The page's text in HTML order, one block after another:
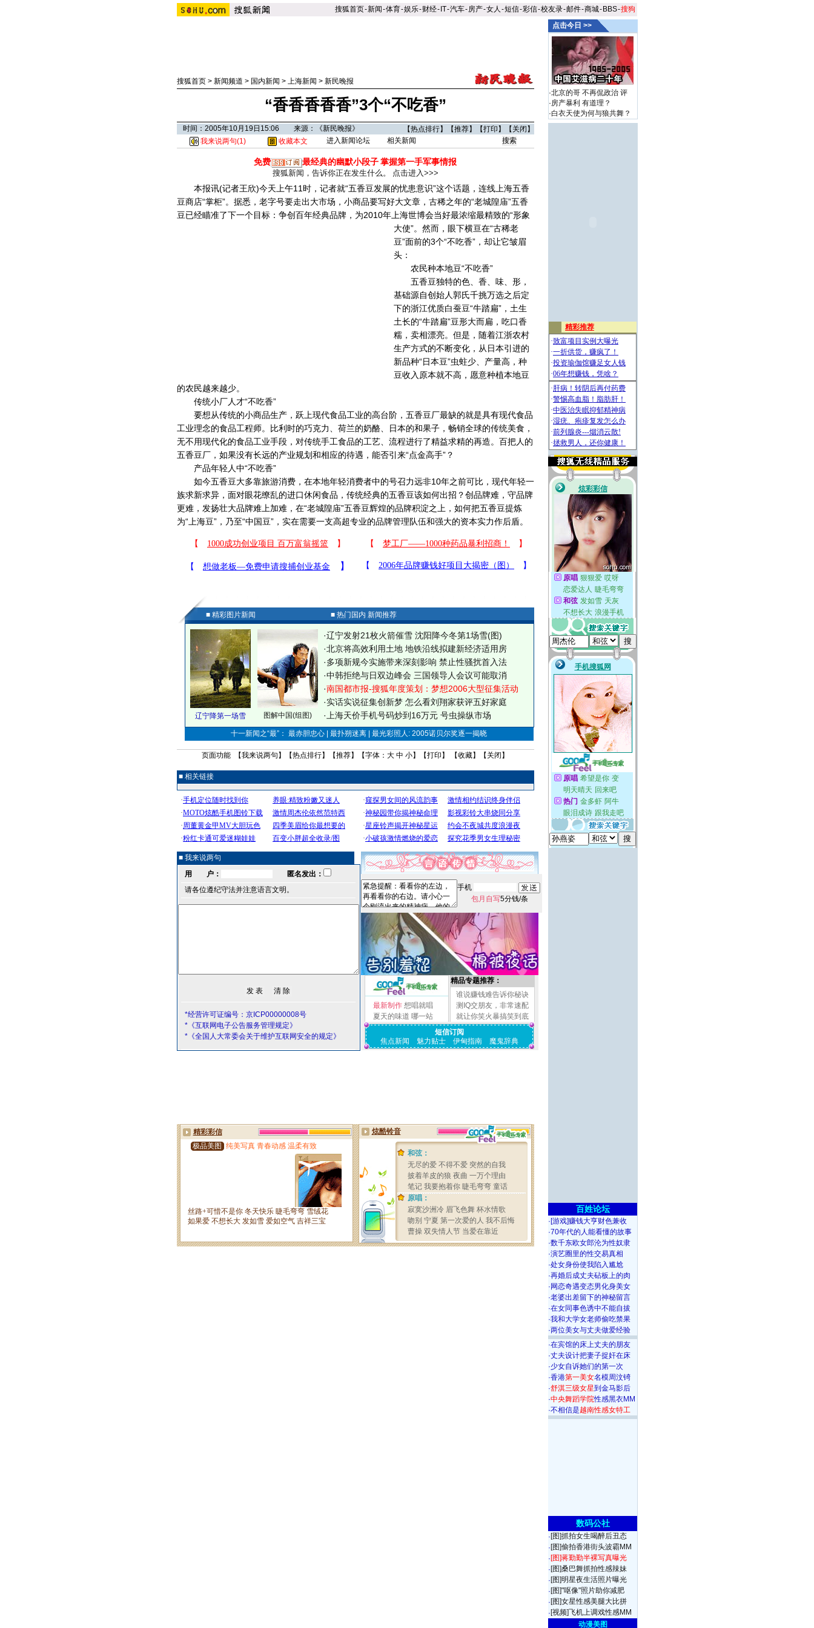
搜狐首页-新闻-体育-娱乐-财经- IT-汽车-房产-女人 -短信-彩信-校友录-邮件-商城- BBS-搜狗
搜狐首页> 新闻频道 > 国内新闻 > 上海新闻 > 新民晚报
“香香香香香”3个“不吃香”
时间：2005年10月19日15:06 来源：《新民晚报》 【热点排行】【推荐】【打印 】【 关闭 】
我来说两句(1) 收藏本文 进入新闻论坛 相关新闻
免费 最经典的幽默小段子掌握第一手军事情报
搜狐新闻，告诉你正在发生什么。 点击进入>>>
本报讯(记者王欣)今天上午11时，记者就“五香豆发展的忧患意识”这个话题，连线上海五香
豆商店“掌柜”。据悉，老字号要走出大市场，小商品要写好大文章，古稀之年的“老城隍庙”五香
豆已经瞄准了下一个目标：争创百年经典品牌，为2010年上海世博会当好最浓缩最精致的“形象
大使”。 然而，眼下横亘在“古稀老
豆”面前的3个“不吃香”，却让它皱眉
头：
农民种本地豆“不吃香”
五香豆独特的色、香、味、形，
基础源自创始人郭氏千挑万选之后定
下的浙江优质白蚕豆“牛踏扁”，土生
土长的“牛踏扁”豆形大而扁，吃口香
糯，卖相漂亮。但是，随着江浙农村
生产方式的不断变化，从日本引进的
新品种“日本豆”虫蛀少、产量高，种
豆收入原本就不高，愿意种植本地豆
的农民越来越少。
传统小厂人才“不吃香”
要想从传统的小商品生产，跃上现代食品工业的高台阶，五香豆厂最缺的就是具有现代食品
工业理念的食品工程师。比利时的巧克力、荷兰的奶酪、日本的和果子，畅销全球的传统美食，
无不用现代化的食品工业手段，对传统手工食品的工艺、流程进行了精益求精的再造。百把人的
五香豆厂，如果没有长远的产业规划和相应的待遇，能否引来“点金高手”？
产品年轻人中“不吃香”
如今五香豆大多靠旅游消费，在本地年轻消费者中的号召力远非10年之前可比，现代年轻一
族求新求异，面对眼花缭乱的进口休闲食品，传统经典的五香豆该如何出招？创品牌难，守品牌
更难，发扬壮大品牌难上加难，在“老城隍庙”五香豆辉煌的品牌积淀之上，如何把五香豆提炼
为“上海豆”，乃至“中国豆”，实在需要一支高超专业的品牌管理队伍和强大的资本实力作后盾。
■ 精彩图片新闻 ■ 热门国内 新闻推荐
辽宁降第一场雪 图解中国(组图)
·辽宁发射21枚火箭催雪 沈阳降今冬第1场雪(图)
·北京将高效利用土地 地铁沿线拟建新经济适用房
·多项新规今实施带来深刻影响 禁止性骚扰首入法
·中韩拒绝与日双边峰会 三国领导人会议可能取消
·南国都市报-搜狐年度策划：梦想2006大型征集活动
·实话实说征集创新梦 怎么看刘翔家获评五好家庭
· 上海天价手机号码炒到16万元 号虫操纵市场
十一新闻之“最”： 最赤胆忠心 | 最扑朔迷离 | 最光彩照人: 2005诺贝尔奖逐一揭晓
页面功能 【我来说两句 】【热点排行】【推荐】【字体： 大 中 小】【打印 】 【收藏】【 关闭 】
■ 相关链接
■ 我来说两句
用 户：
匿名发出：
请各位遵纪守法并注意语言文明。
*经营许可证编号：京ICP00000008号
*《互联网电子公告服务管理规定》
*《全国人大常委会关于维护互联网安全的规定》
手机
包月自写5分钱/条
最新制作 想唱就唱
夏天的味道 哪一站
精品专题推荐：
谁说赚钱难告诉你秘诀
测IQ交朋友，非常速配
就让你笑火暴搞笑到底
短信订阅
焦点新闻
魅力贴士 伊甸指南 魔鬼辞典
点击今日 >>
·北京的哥 不再侃政治 评
·房产暴利 有道理？
·白衣天使为何与狼共舞？
百姓论坛
· [游戏]赚钱大亨财色兼收
·70年代的人能看懂的故事
·数千东欧女郎沦为性奴隶
·演艺圈里的性交易真相
·处女身份使我陷入尴尬
·再婚后成丈夫砧板上的肉
· 网恋奇遇变态男化身美女
·老婆出差留下的神秘留言
·在女同事色诱中不能自拔
·我和大学女老师偷吃禁果
·两位美女与丈夫做爱经验
·在宾馆的床上丈夫的朋友
·丈夫设计把妻子捉奸在床
·少女自诉她们的第一次
·香港第一美女名模周汶锜
·舒淇三级女星到金马影后
·中央舞蹈学院性感黑衣MM
·不相信是越南性感女特工
数码公社
· [图]抓拍女生喝醉后丑态
· [图]偷拍香港街头波霸MM
·[图]蒋勤勤半裸写真曝光
· [图]桑巴舞抓拍性感辣妹
· [图]明星夜生活照片曝光
· [图]"呕像"照片助你减肥
· [图]女星性感美腿大比拼
· [视频]飞机上调戏性感MM
动漫美图